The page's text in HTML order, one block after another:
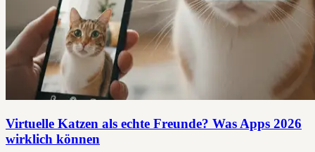
Virtuelle Katzen als echte Freunde? Was Apps 2026
wirklich können